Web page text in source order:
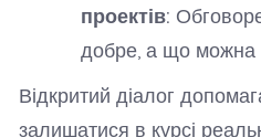
проектів:
добре, а що можна
Відкритий діалог
залишатися в курсі